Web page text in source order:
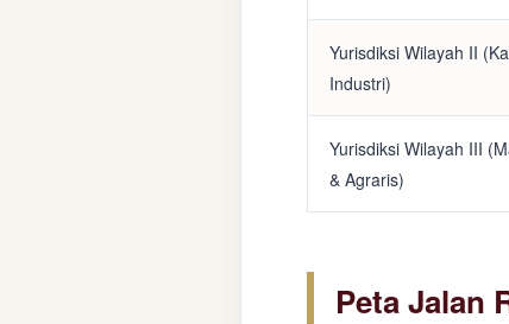
Yurisdiksi Wilayah II
Industri)
Yurisdiksi Wilayah III
& Agraris)
Peta Jalan